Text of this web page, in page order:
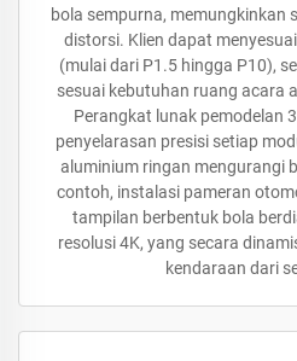
bola sempurna, memungkinkan
distorsi. Klien dapat
(mulai dari P1.5 hingga P10),
sesuai kebutuhan ruang acara
Perangkat lunak pemodelan
penyelarasan presisi setiap
aluminium ringan mengurangi
contoh, instalasi pameran
tampilan berbentuk bola
resolusi 4K, yang secara
kendaraan dari